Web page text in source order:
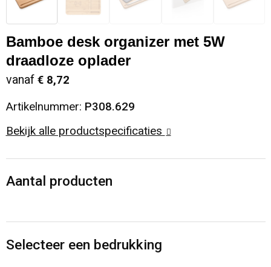
Sinterklaas
Sleutelhangers en Lanyards
Snoepgoed
Themapakketten
Vrije tijd en Strand
Opbergtassen
Opvouwbare tassen
Papieren tassen
Schoenentassen
Sporttassen
Schoenen
Blazers
Gilets
Bamboe desk organizer met 5W
draadloze oplader
vanaf € 8,72
Artikelnummer: P308.629
Bekijk alle productspecificaties
Aantal producten
Selecteer een bedrukking